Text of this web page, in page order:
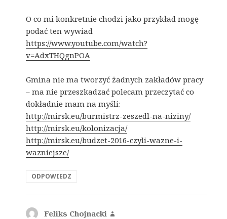
O co mi konkretnie chodzi jako przykład mogę
podać ten wywiad
https://www.youtube.com/watch?
v=AdxTHQgnPOA
Gmina nie ma tworzyć żadnych zakładów pracy
– ma nie przeszkadzać polecam przeczytać co
dokładnie mam na myśli:
http://mirsk.eu/burmistrz-zeszedl-na-niziny/
http://mirsk.eu/kolonizacja/
http://mirsk.eu/budzet-2016-czyli-wazne-i-
wazniejsze/
ODPOWIEDZ
Feliks Chojnacki